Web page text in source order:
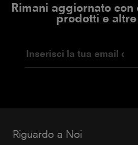
Rimani aggiornato con
prodotti e
Riguardo a Noi